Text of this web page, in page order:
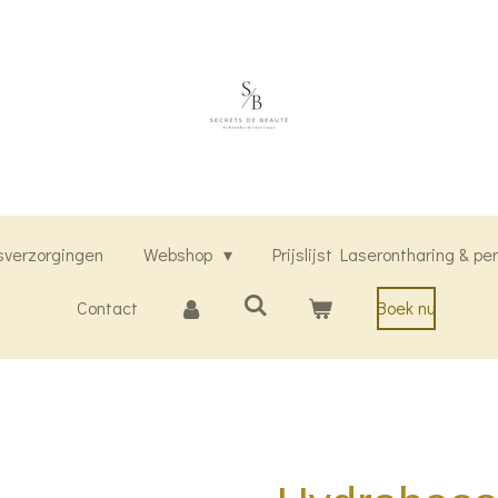
Webshop Prijslijst Laserontharing &
Contact Boek nu